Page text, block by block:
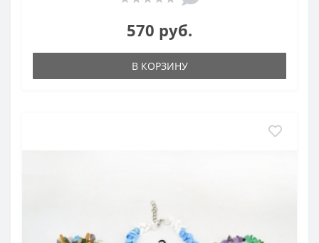
570 руб.
В КОРЗИНУ